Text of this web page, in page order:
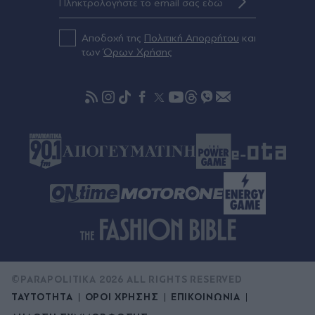
Πριν 55 λεπτά
στάθμη του Δούναβη και φάνηκε αρχαία γέφυρα
του Μεγάλου Κωνσταντίνου (Εικόνες)
Από το όνειρο στον εφιάλτη: Συγκίνηση για
σπίτι της στην Ελλάδα να καίγεται - Δείτε πλάνα
πριν και μετά την καταστροφή (Εικόνες & Βίντεο)
Αποδοχή της Πολιτική Απορρήτου και
τωνΌρων Χρήσης
ΤΑΥΤΟΤΗΤΑ ΟΡΟΙ ΧΡΗΣΗΣ
ΕΠΙΚΟΙΝΩΝΙΑ
©PARAPOLITIKA 2026 ALL RIGHTS RESERVED